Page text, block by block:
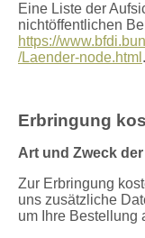
Eine Liste der
nichtöffentlichen
https://
/Laender-node.html .
Erbringung
Art und Zweck
Zur Erbringung
uns zusätzliche
um Ihre Bestellung